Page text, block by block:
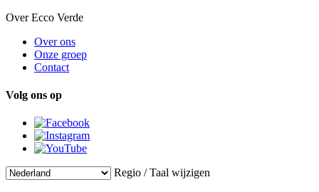
Over Ecco Verde
Over ons
Onze groep
Contact
Volg ons op
Regio / Taal wijzigen